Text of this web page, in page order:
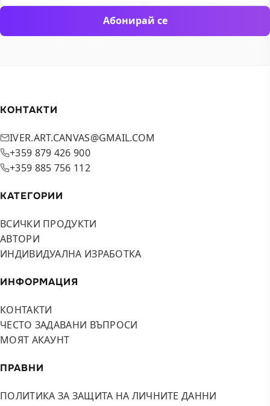
Абонирай се
КОНТАКТИ
IVER.ART.CANVAS@GMAIL.COM
+359 879 426 900
+359 885 756 112
КАТЕГОРИИ
ВСИЧКИ ПРОДУКТИ
АВТОРИ
ИНДИВИДУАЛНА ИЗРАБОТКА
ИНФОРМАЦИЯ
КОНТАКТИ
ЧЕСТО ЗАДАВАНИ ВЪПРОСИ
МОЯТ АКАУНТ
ПРАВНИ
ПОЛИТИКА ЗА ЗАЩИТА НА ЛИЧНИТЕ ДАННИ